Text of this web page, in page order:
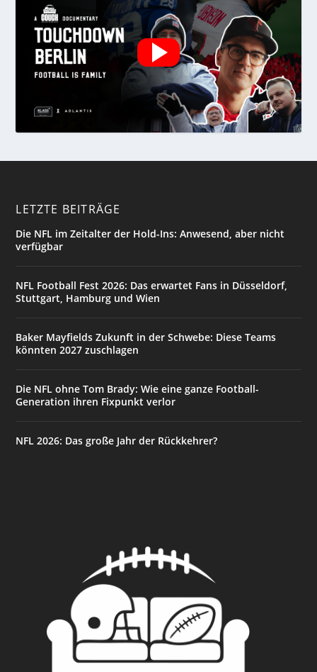
LETZTE BEITRÄGE
Die NFL im Zeitalter der Hold-Ins: Anwesend, aber nicht
verfügbar
NFL Football Fest 2026: Das erwartet Fans in Düsseldorf,
Stuttgart, Hamburg und Wien
Baker Mayfields Zukunft in der Schwebe: Diese Teams
könnten 2027 zuschlagen
Die NFL ohne Tom Brady: Wie eine ganze Football-
Generation ihren Fixpunkt verlor
NFL 2026: Das große Jahr der Rückkehrer?